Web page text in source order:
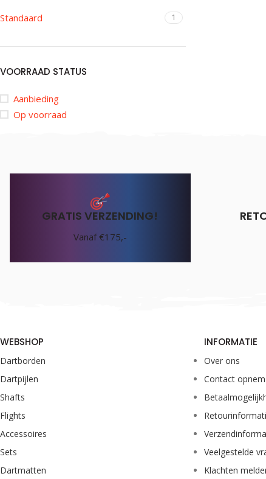
Standaard 1
VOORRAAD STATUS
Aanbieding
Op voorraad
GRATIS VERZENDING!
Vanaf €175,-
WEBSHOP
Dartborden
Dartpijlen
Shafts
Flights
Accessoires
Sets
Dartmatten
INFORMATIE
Over ons
Contact
Veelgestelde
Klachten